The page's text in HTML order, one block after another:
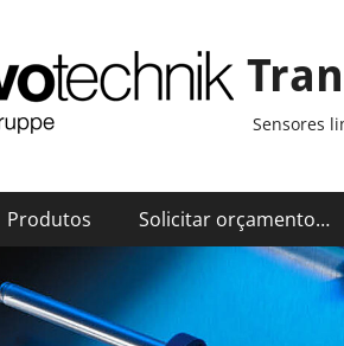
Sensores
Produtos Solicitar orçamento…